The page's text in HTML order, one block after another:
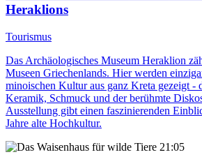
Heraklions
Tourismus
Das Archäologisches Museum Heraklion
Museen Griechenlands. Hier werden
minoischen Kultur aus ganz Kreta gezeigt -
Keramik, Schmuck und der berühmte
Ausstellung gibt einen faszinierenden
Jahre alte Hochkultur.
21:05